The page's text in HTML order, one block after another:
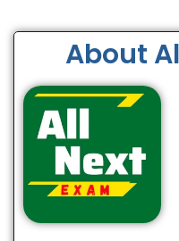
About